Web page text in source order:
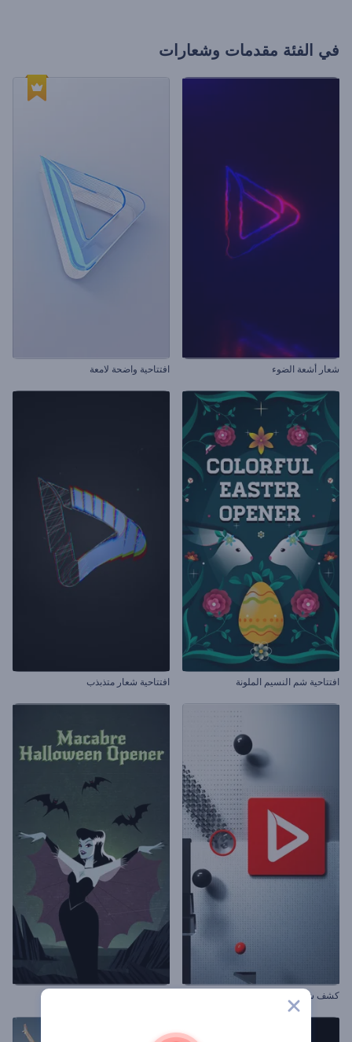
في الفئة مقدمات وشعارات
شعار أشعة الضوء افتتاحية واضحة لامعة
افتتاحية شم النسيم الملونة افتتاحية شعار متذبذب
كشف شعار هندسي ثلاثي الأبعاد